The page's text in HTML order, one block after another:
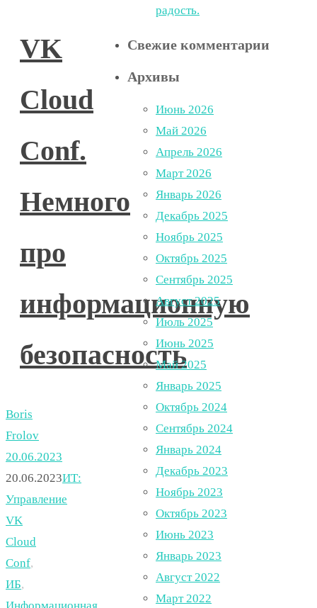
VK
Cloud
Conf.
Немного
про
информационную
безопасность
Boris
Frolov
20.06.2023
20.06.2023ИТ:
Управление
VK
Cloud
Conf,
ИБ,
радость.
Свежие комментарии
Архивы
Июнь 2026
Май 2026
Апрель 2026
Март 2026
Январь 2026
Декабрь 2025
Ноябрь 2025
Октябрь 2025
Сентябрь 2025
Август 2025
Июль 2025
Июнь 2025
Май 2025
Январь 2025
Октябрь 2024
Сентябрь 2024
Январь 2024
Декабрь 2023
Ноябрь 2023
Октябрь 2023
Июнь 2023
Январь 2023
Август 2022
Март 2022